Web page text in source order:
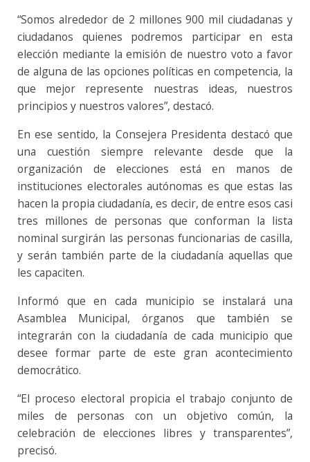
“Somos alrededor de 2 millones 900 mil ciudadanas y
ciudadanos quienes podremos participar en esta
elección mediante la emisión de nuestro voto a favor
de alguna de las opciones políticas en competencia, la
que mejor represente nuestras ideas, nuestros
principios y nuestros valores”, destacó.
En ese sentido, la Consejera Presidenta destacó que
una cuestión siempre relevante desde que la
organización de elecciones está en manos de
instituciones electorales autónomas es que estas las
hacen la propia ciudadanía, es decir, de entre esos casi
tres millones de personas que conforman la lista
nominal surgirán las personas funcionarias de casilla,
y serán también parte de la ciudadanía aquellas que
les capaciten.
Informó que en cada municipio se instalará una
Asamblea Municipal, órganos que también se
integrarán con la ciudadanía de cada municipio que
desee formar parte de este gran acontecimiento
democrático.
“El proceso electoral propicia el trabajo conjunto de
miles de personas con un objetivo común, la
celebración de elecciones libres y transparentes”,
precisó.